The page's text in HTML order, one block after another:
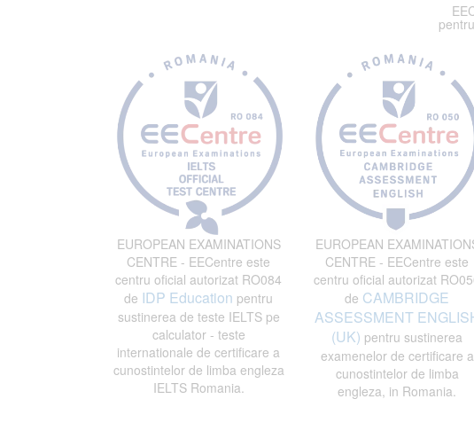
EUROPEAN EXAMINATIONS
CENTRE - EECentre este
centru oficial autorizat RO084
de IDP Education pentru
sustinerea de teste IELTS pe
calculator - teste
internationale de certificare a
cunostintelor de limba engleza
IELTS Romania.
EUROPEAN
CENTRE - EECentre este
centru oficial autorizat
de CAMBRIDGE
ASSESSMENT
(UK) pentru sustinerea
examenelor de certificare a
cunostintelor de limba
engleza, in Romania.